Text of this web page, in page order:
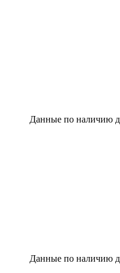
Данные по наличию
Данные по наличию